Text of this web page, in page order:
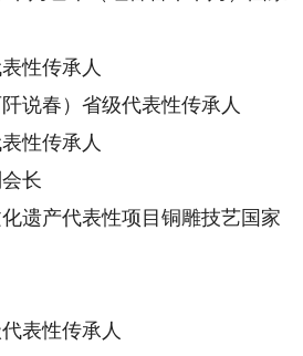
性传承人
说春）省级代表性传承人
性传承人
长
遗产代表性项目铜雕技艺国家
表性传承人